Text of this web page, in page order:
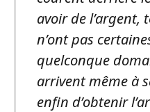
avoir de l’argent,
n’ont pas
quelconque
arrivent même à
enfin d’obtenir